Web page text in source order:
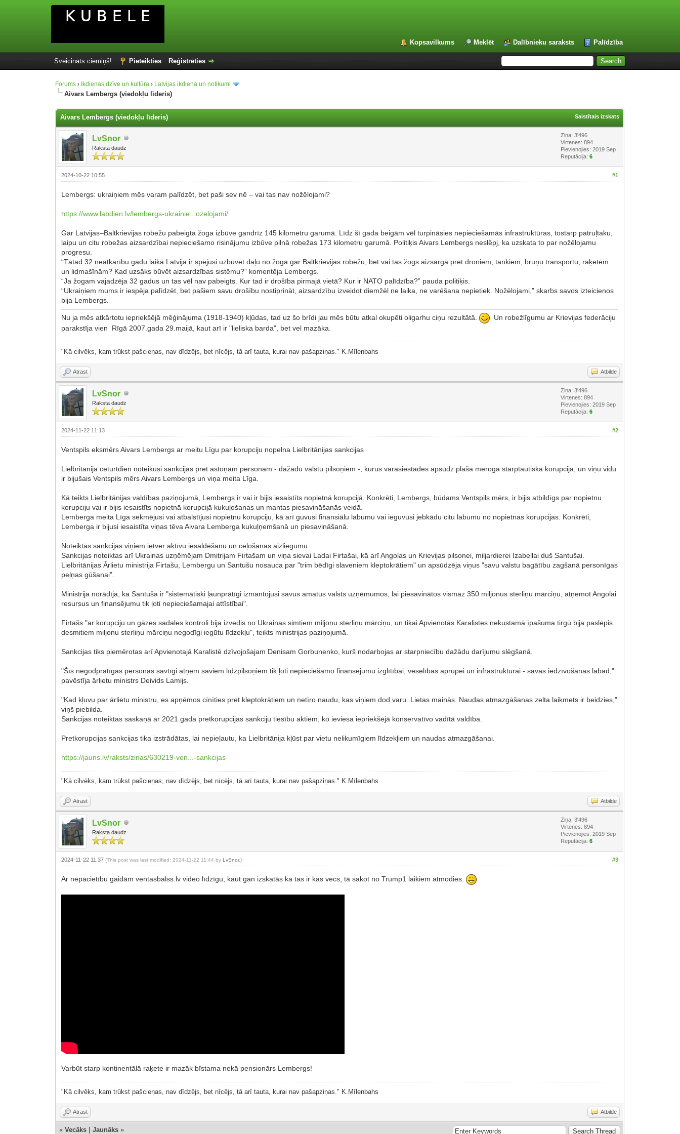
Kopsavilkums Meklēt Dalībnieku saraksts Palīdzība
Sveicināts ciemiņš! Pieteikties Reģistrēties
Forums › Ikdienas dzīve un kultūra › Latvijas ikdiena un notikumi
Aivars Lembergs (viedokļu līderis)
Saistītais izskats
Aivars Lembergs (viedokļu līderis)
LvSnor
Raksta daudz
Ziņa: 3'496
Virtenes: 894
Pievienojies: 2019 Sep
Reputācija:6
#1
2024-10-22 10:55
Lembergs: ukraiņiem mēs varam palīdzēt, bet paši sev nē – vai tas nav nožēlojami?
https://www.labdien.lv/lembergs-ukrainie...ozelojami/
Gar Latvijas–Baltkrievijas robežu pabeigta žoga izbūve gandrīz 145 kilometru garumā. Līdz šī gada beigām vēl turpināsies nepieciešamās infrastruktūras, tostarp patruļtaku,
laipu un citu robežas aizsardzībai nepieciešamo risinājumu izbūve pilnā robežas 173 kilometru garumā. Politiķis Aivars Lembergs neslēpj, ka uzskata to par nožēlojamu
progresu.
“Tātad 32 neatkarību gadu laikā Latvija ir spējusi uzbūvēt daļu no žoga gar Baltkrievijas robežu, bet vai tas žogs aizsargā pret droniem, tankiem, bruņu transportu, raķetēm
un lidmašīnām? Kad uzsāks būvēt aizsardzības sistēmu?” komentēja Lembergs.
“Ja žogam vajadzēja 32 gadus un tas vēl nav pabeigts. Kur tad ir drošība pirmajā vietā? Kur ir NATO palīdzība?” pauda politiķis.
“Ukraiņiem mums ir iespēja palīdzēt, bet pašiem savu drošību nostiprināt, aizsardzību izveidot diemžēl ne laika, ne varēšana nepietiek. Nožēlojami,” skarbs savos izteicienos
bija Lembergs.
Nu ja mēs atkārtotu iepriekšējā mēģinājuma (1918-1940) kļūdas, tad uz šo brīdi jau mēs būtu atkal okupēti oligarhu ciņu rezultātā.
Un robežlīgumu ar Krievijas federāciju
parakstīja vien Rīgā 2007.gada 29.maijā, kaut arī ir "lieliska barda", bet vel mazāka.
"Kā cilvēks, kam trūkst pašcieņas, nav dīdzējs, bet nīcējs, tā arī tauta, kurai nav pašapziņas." K.Mīlenbahs
Atrast Atbilde
LvSnor
Raksta daudz
Ziņa: 3'496
Virtenes: 894
Pievienojies: 2019 Sep
Reputācija:6
#2
2024-11-22 11:13
Ventspils eksmērs Aivars Lembergs ar meitu Līgu par korupciju nopelna Lielbritānijas sankcijas
Lielbritānija ceturtdien noteikusi sankcijas pret astoņām personām - dažādu valstu pilsoņiem -, kurus varasiestādes apsūdz plaša mēroga starptautiskā korupcijā, un viņu vidū
ir bijušais Ventspils mērs Aivars Lembergs un viņa meita Līga.
Kā teikts Lielbritānijas valdības paziņojumā, Lembergs ir vai ir bijis iesaistīts nopietnā korupcijā. Konkrēti, Lembergs, būdams Ventspils mērs, ir bijis atbildīgs par nopietnu
korupciju vai ir bijis iesaistīts nopietnā korupcijā kukuļošanas un mantas piesavināšanās veidā.
Lemberga meita Līga sekmējusi vai atbalstījusi nopietnu korupciju, kā arī guvusi finansiālu labumu vai ieguvusi jebkādu citu labumu no nopietnas korupcijas. Konkrēti,
Lemberga ir bijusi iesaistīta viņas tēva Aivara Lemberga kukuļņemšanā un piesavināšanā.
Noteiktās sankcijas viņiem ietver aktīvu iesaldēšanu un ceļošanas aizliegumu.
Sankcijas noteiktas arī Ukrainas uzņēmējam Dmitrijam Firtašam un viņa sievai Ladai Firtašai, kā arī Angolas un Krievijas pilsonei, miljardierei Izabellai duš Santušai.
Lielbritānijas Ārlietu ministrija Firtašu, Lembergu un Santušu nosauca par "trim bēdīgi slaveniem kleptokrātiem" un apsūdzēja viņus "savu valstu bagātību zagšanā personīgas
peļņas gūšanai".
Ministrija norādīja, ka Santuša ir "sistemātiski ļaunprātīgi izmantojusi savus amatus valsts uzņēmumos, lai piesavinātos vismaz 350 miljonus sterliņu mārciņu, atņemot Angolai
resursus un finansējumu tik ļoti nepieciešamajai attīstībai".
Firtašs "ar korupciju un gāzes sadales kontroli bija izvedis no Ukrainas simtiem miljonu sterliņu mārciņu, un tikai Apvienotās Karalistes nekustamā īpašuma tirgū bija paslēpis
desmitiem miljonu sterliņu mārciņu negodīgi iegūtu līdzekļu", teikts ministrijas paziņojumā.
Sankcijas tiks piemērotas arī Apvienotajā Karalistē dzīvojošajam Denisam Gorbunenko, kurš nodarbojas ar starpniecību dažādu darījumu slēgšanā.
"Šīs negodprātīgās personas savtīgi atņem saviem līdzpilsoņiem tik ļoti nepieciešamo finansējumu izglītībai, veselības aprūpei un infrastruktūrai - savas iedzīvošanās labad,"
pavēstīja ārlietu ministrs Deivids Lamijs.
"Kad kļuvu par ārlietu ministru, es apņēmos cīnīties pret kleptokrātiem un netīro naudu, kas viņiem dod varu. Lietas mainās. Naudas atmazgāšanas zelta laikmets ir beidzies,"
viņš piebilda.
Sankcijas noteiktas saskaņā ar 2021.gada pretkorupcijas sankciju tiesību aktiem, ko ieviesa iepriekšējā konservatīvo vadītā valdība.
Pretkorupcijas sankcijas tika izstrādātas, lai nepieļautu, ka Lielbritānija kļūst par vietu nelikumīgiem līdzekļiem un naudas atmazgāšanai.
https://jauns.lv/raksts/zinas/630219-ven...-sankcijas
"Kā cilvēks, kam trūkst pašcieņas, nav dīdzējs, bet nīcējs, tā arī tauta, kurai nav pašapziņas." K.Mīlenbahs
Atrast Atbilde
LvSnor
Raksta daudz
Ziņa: 3'496
Virtenes: 894
Pievienojies: 2019 Sep
Reputācija:6
#3
2024-11-22 11:37(This post was last modified: 2024-11-22 11:44 byLvSnor.)
Ar nepacietību gaidām ventasbalss.lv video līdzīgu, kaut gan izskatās ka tas ir kas vecs, tā sakot no Trump1 laikiem atmodies.
Varbūt starp kontinentālā raķete ir mazāk bīstama nekā pensionārs Lembergs!
"Kā cilvēks, kam trūkst pašcieņas, nav dīdzējs, bet nīcējs, tā arī tauta, kurai nav pašapziņas." K.Mīlenbahs
Atrast Atbilde
«Vecāks |Jaunāks »